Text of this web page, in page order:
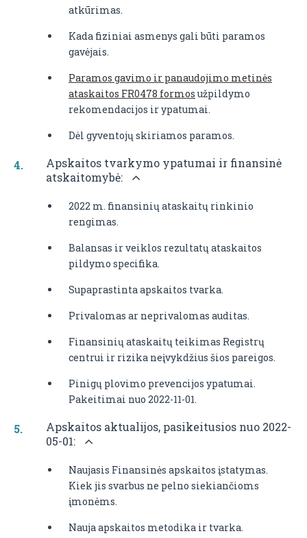
atkūrimas.
Kada fiziniai asmenys gali būti paramos
gavėjais.
Paramos gavimo ir panaudojimo metinės
ataskaitos FR0478 formos užpildymo
rekomendacijos ir ypatumai.
Dėl gyventojų skiriamos paramos.
Apskaitos tvarkymo ypatumai ir finansinė
atskaitomybė:
2022 m. finansinių ataskaitų rinkinio
rengimas.
Balansas ir veiklos rezultatų ataskaitos
pildymo specifika.
Supaprastinta apskaitos tvarka.
Privalomas ar neprivalomas auditas.
Finansinių ataskaitų teikimas Registrų
centrui ir rizika neįvykdžius šios pareigos.
Pinigų plovimo prevencijos ypatumai.
Pakeitimai nuo 2022-11-01.
Apskaitos aktualijos, pasikeitusios nuo 2022-
05-01:
Naujasis Finansinės apskaitos įstatymas.
Kiek jis svarbus ne pelno siekiančioms
įmonėms.
Nauja apskaitos metodika ir tvarka.